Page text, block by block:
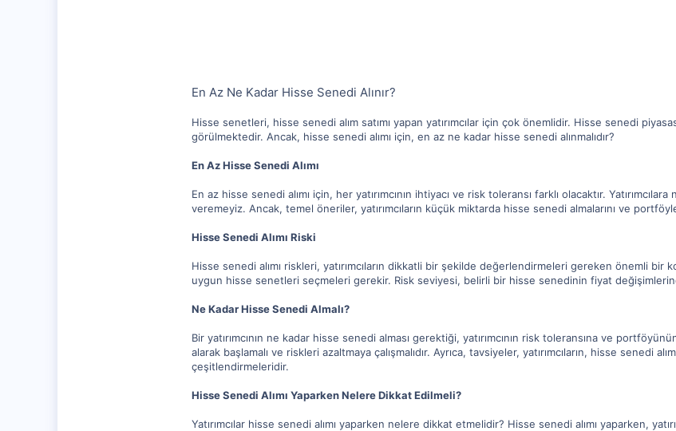
En Az Ne Kadar Hisse Senedi Alınır?
Hisse senetleri, hisse senedi alım satımı yapan yatırımcılar için çok önemlidir. Hisse senedi
görülmektedir. Ancak, hisse senedi alımı için, en az ne kadar hisse senedi alınmalıdır?
En Az Hisse Senedi Alımı
En az hisse senedi alımı için, her yatırımcının ihtiyacı ve risk toleransı farklı olacaktır.
veremeyiz. Ancak, temel öneriler, yatırımcıların küçük miktarda hisse senedi almalarını ve
Hisse Senedi Alımı Riski
Hisse senedi alımı riskleri, yatırımcıların dikkatli bir şekilde değerlendirmeleri gereken önemli bir
uygun hisse senetleri seçmeleri gerekir. Risk seviyesi, belirli bir hisse senedinin fiyat
Ne Kadar Hisse Senedi Almalı?
Bir yatırımcının ne kadar hisse senedi alması gerektiği, yatırımcının risk toleransına ve
alarak başlamalı ve riskleri azaltmaya çalışmalıdır. Ayrıca, tavsiyeler, yatırımcıların, hisse senedi
çeşitlendirmeleridir.
Hisse Senedi Alımı Yaparken Nelere Dikkat Edilmeli?
Yatırımcılar hisse senedi alımı yaparken nelere dikkat etmelidir? Hisse senedi alımı yaparken,